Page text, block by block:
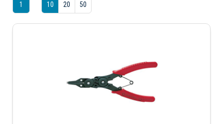
1 10 20 50